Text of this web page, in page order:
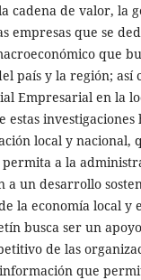
cadena de valor, la
empresas que se
que
país y la región; así
Empresarial en la
investigaciones
local y nacional,
permita a la
a un desarrollo
la economía local y
busca ser un
de las
que